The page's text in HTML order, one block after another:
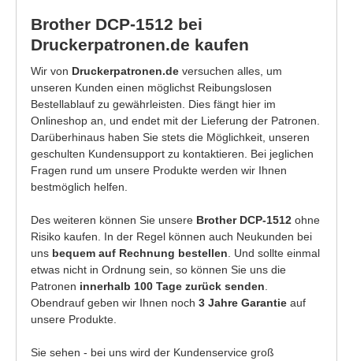
Brother DCP-1512 bei
Druckerpatronen.de kaufen
Wir von Druckerpatronen.de versuchen alles, um
unseren Kunden einen möglichst Reibungslosen
Bestellablauf zu gewährleisten. Dies fängt hier im
Onlineshop an, und endet mit der Lieferung der Patronen.
Darüberhinaus haben Sie stets die Möglichkeit, unseren
geschulten Kundensupport zu kontaktieren. Bei jeglichen
Fragen rund um unsere Produkte werden wir Ihnen
bestmöglich helfen.
Des weiteren können Sie unsere Brother DCP-1512 ohne
Risiko kaufen. In der Regel können auch Neukunden bei
uns bequem auf Rechnung bestellen . Und sollte einmal
etwas nicht in Ordnung sein, so können Sie uns die
Patronen innerhalb 100 Tage zurück senden
Obendrauf geben wir Ihnen noch 3 Jahre Garantie auf
unsere Produkte.
Sie sehen - bei uns wird der Kundenservice groß